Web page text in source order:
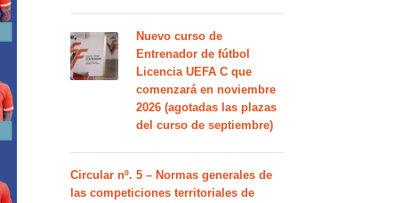
Nuevo curso de
Entrenador de fútbol
Licencia UEFA C que
comenzará en noviembre
2026 (agotadas las plazas
del curso de septiembre)
Circular nº. 5 – Normas generales de
las competiciones territoriales de